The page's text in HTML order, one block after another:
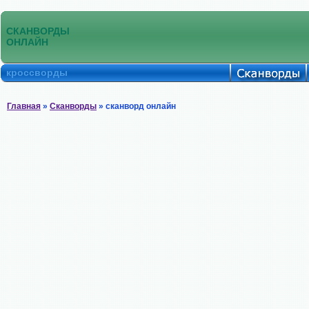
СКАНВОРДЫ
ОНЛАЙН
кроссворды
Главная » Сканворды » сканворд онлайн